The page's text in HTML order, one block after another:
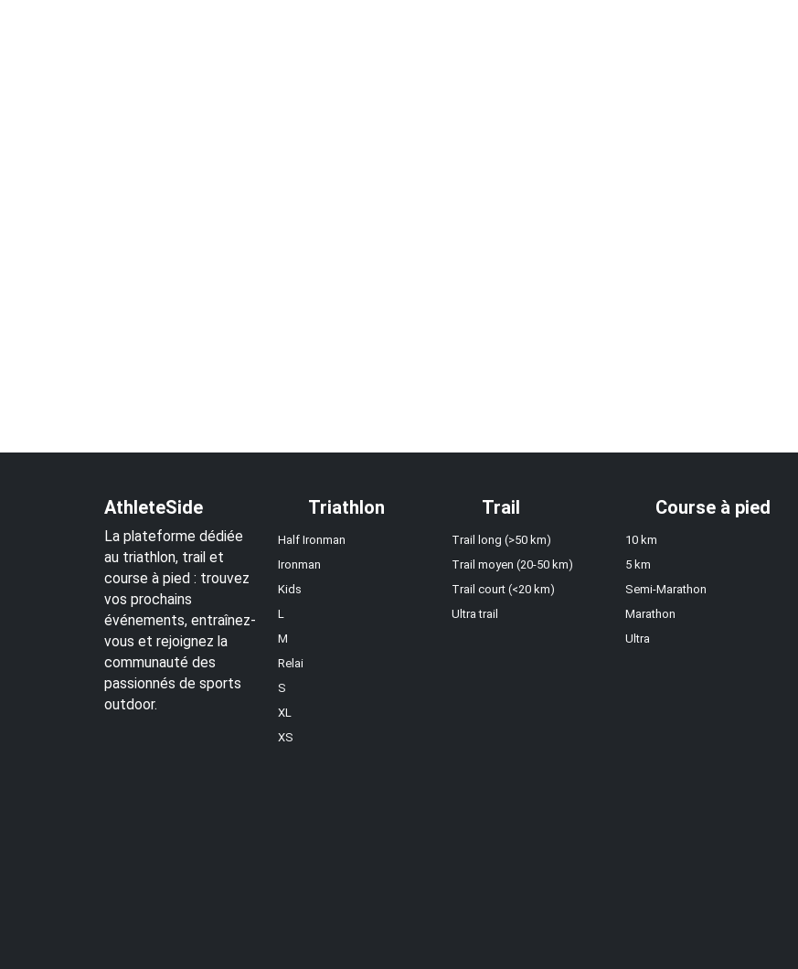
AthleteSide
La plateforme dédiée
au triathlon, trail et
course à pied : trouvez
vos prochains
événements, entraînez-
vous et rejoignez la
communauté des
passionnés de sports
outdoor.
Triathlon
Half Ironman
Ironman
Kids
L
M
Relai
S
XL
XS
Trail
Trail long (>50 km)
Trail moyen (20-50 km)
Trail court (<20 km)
Ultra trail
Course à pied
10 km
5 km
Semi-Marathon
Marathon
Ultra